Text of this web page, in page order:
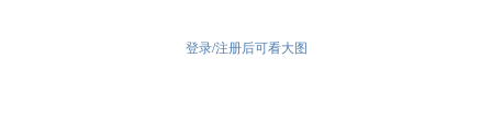
登录/注册后可看大图